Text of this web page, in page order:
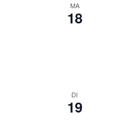
MA
18
DI
19